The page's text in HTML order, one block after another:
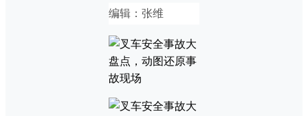
编辑：张维